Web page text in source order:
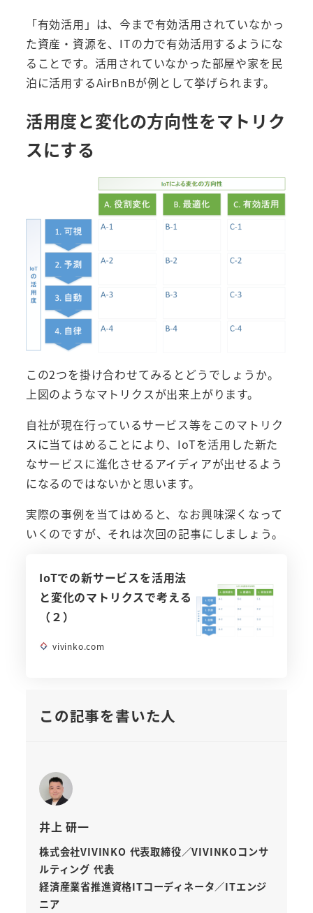
「有効活用」は、今まで有効活用されていなかっ
た資産・資源を、ITの力で有効活用するようにな
ることです。活用されていなかった部屋や家を民
泊に活用するAirBnBが例として挙げられます。
活用度と変化の方向性をマトリク
スにする
この2つを掛け合わせてみるとどうでしょうか。
上図のようなマトリクスが出来上がります。
自社が現在行っているサービス等をこのマトリク
スに当てはめることにより、IoTを活用した新た
なサービスに進化させるアイディアが出せるよう
になるのではないかと思います。
実際の事例を当てはめると、なお興味深くなって
いくのですが、それは次回の記事にしましょう。
IoTでの新サービスを活用法
と変化のマトリクスで考える
（２）
vivinko.com
この記事を書いた人
井上 研一
株式会社VIVINKO 代表取締役／VIVINKOコンサ
ルティング 代表
経済産業省推進資格ITコーディネータ／ITエンジ
ニア